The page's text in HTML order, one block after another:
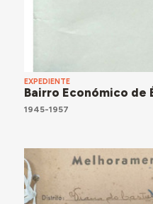
EXPEDIENTE
Bairro Económico de
1945-1957